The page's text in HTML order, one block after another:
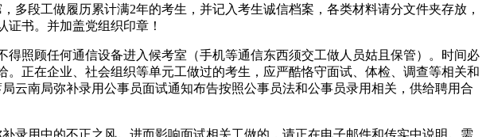
多段工做履历累计满2年的考生，并记入考生诚信档案，各类材料请分文件夹存放，
书。并加盖党组织印章！
顾任何通信设备进入候考室（手机等通信东西须交工做人员姑且保管）。时间必
正在企业、社会组织等单元工做过的考生，应严酷恪守面试、体检、调查等相关和
云南局弥补录用公事员面试通知布告按照公事员法和公事员录用相关，供给聘用合
用中的不正之风。进而影响面试相关工做的，请正在电子邮件和传实中说明。需